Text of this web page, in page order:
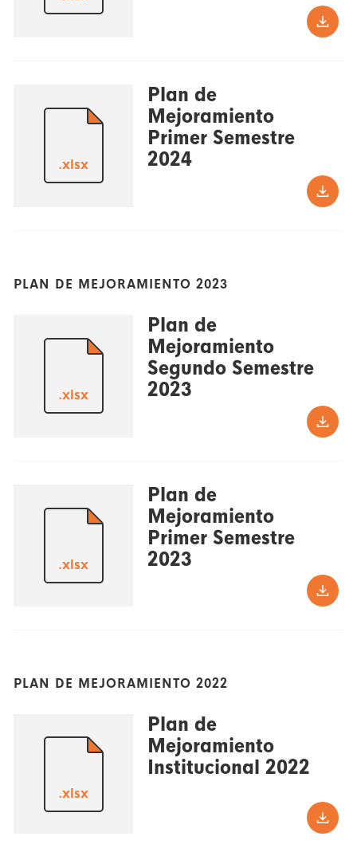
.xlsx
Plan de
Mejoramiento
Primer Semestre
2024
PLAN DE MEJORAMIENTO 2023
.xlsx
Plan de
Mejoramiento
Segundo Semestre
2023
.xlsx
Plan de
Mejoramiento
Primer Semestre
2023
PLAN DE MEJORAMIENTO 2022
.xlsx
Plan de
Mejoramiento
Institucional 2022